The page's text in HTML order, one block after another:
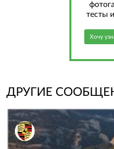
тесты
Хочу
ДРУГИЕ